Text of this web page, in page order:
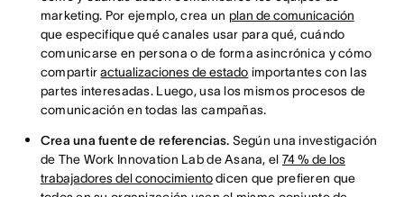
marketing. Por ejemplo, crea un plan de comunicación
que especifique qué canales usar para qué, cuándo
comunicarse en persona o de forma asincrónica y cómo
compartiractualizaciones de estado importantes con las
partes interesadas. Luego, usa los mismos procesos de
comunicación en todas las campañas.
Crea una fuente de referencias. Según una investigación
de The Work Innovation Lab de Asana, el 74 % de los
trabajadores del conocimientodicen que prefieren que